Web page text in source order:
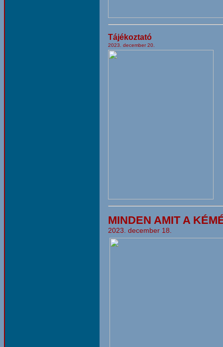
Tájékoztató
2023. december 20.
MINDEN AMIT A
2023. december 18.